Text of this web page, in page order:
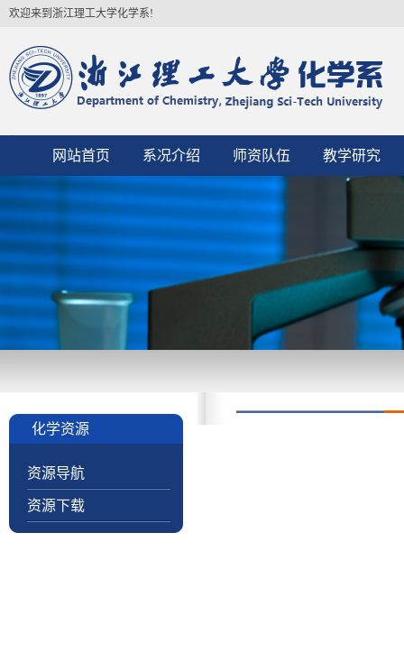
欢迎来到浙江理工大学化学系!
网站首页 系况介绍 师资队伍 教学研究
化学资源
资源导航
资源下载